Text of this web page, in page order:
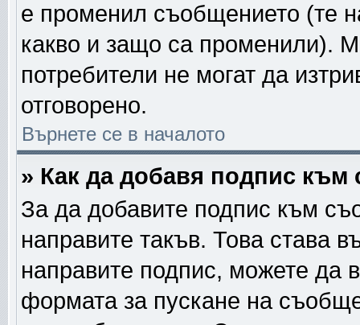
е променил съобщението (те
какво и защо са променили).
потребители не могат да
отговорено.
Върнете се в началото
» Как да добавя подпис към
За да добавите подпис към
направите такъв. Това става
направите подпис, можете да
формата за пускане на